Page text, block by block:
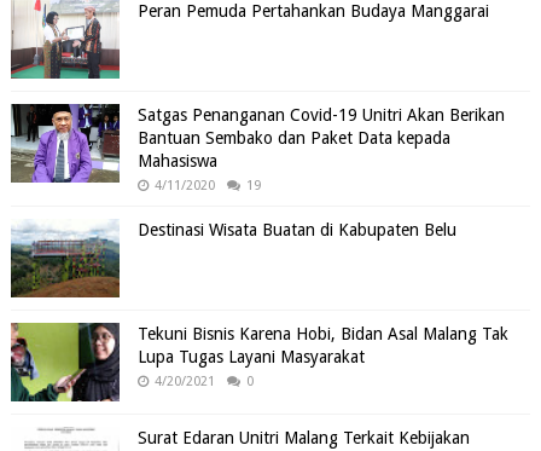
Peran Pemuda Pertahankan Budaya Manggarai
Satgas Penanganan Covid-19 Unitri Akan Berikan
Bantuan Sembako dan Paket Data kepada
Mahasiswa
4/11/2020 19
Destinasi Wisata Buatan di Kabupaten Belu
Tekuni Bisnis Karena Hobi, Bidan Asal Malang Tak
Lupa Tugas Layani Masyarakat
4/20/2021 0
Surat Edaran Unitri Malang Terkait Kebijakan